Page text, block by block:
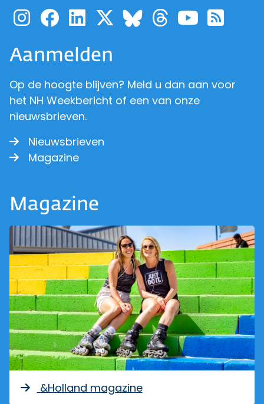
Ga naar de pagina van
Ga naar de pagina
Ga naar de
Ga naar de
Ga naar de
Ga naar
Ga
Aanmelden
Op de hoogte blijven? Meld u dan aan voor
het NH Weekbericht of een van onze
nieuwsbrieven.
Nieuwsbrieven
Magazine
Magazine
&Holland magazine